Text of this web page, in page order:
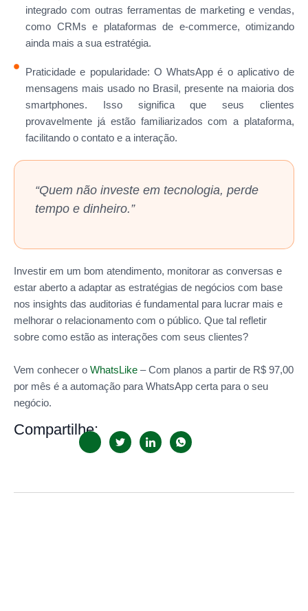
integrado com outras ferramentas de marketing e vendas,
como CRMs e plataformas de e-commerce, otimizando
ainda mais a sua estratégia.
Praticidade e popularidade: O WhatsApp é o aplicativo de
mensagens mais usado no Brasil, presente na maioria dos
smartphones. Isso significa que seus clientes
provavelmente já estão familiarizados com a plataforma,
facilitando o contato e a interação.
“Quem não investe em tecnologia, perde
tempo e dinheiro.”
Investir em um bom atendimento, monitorar as conversas e
estar aberto a adaptar as estratégias de negócios com base
nos insights das auditorias é fundamental para lucrar mais e
melhorar o relacionamento com o público. Que tal refletir
sobre como estão as interações com seus clientes?
Vem conhecer o WhatsLike – Com planos a partir de R$ 97,00
por mês é a automação para WhatsApp certa para o seu
negócio.
Compartilhe: